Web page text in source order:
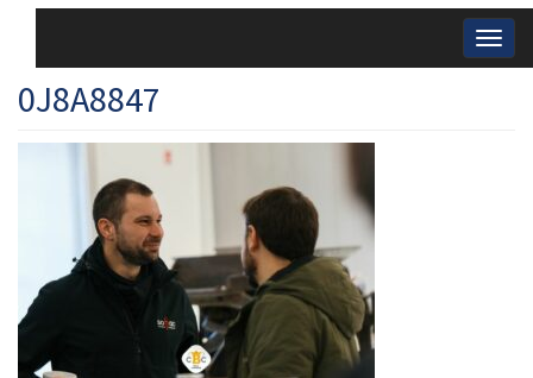
0J8A8847